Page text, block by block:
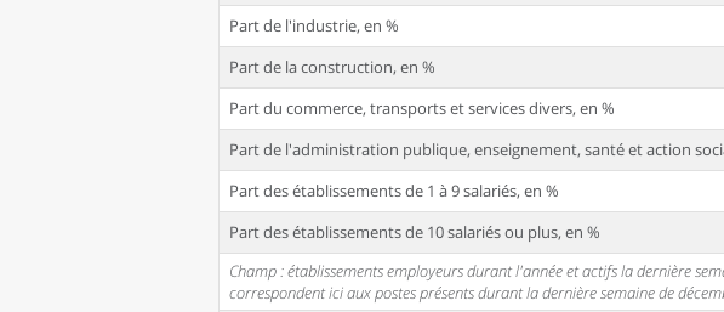
Part de l'industrie, en %
Part de la construction, en %
Part du commerce, transports et services divers, en %
Part de l'administration publique, enseignement, santé et action
Part des établissements de 1 à 9 salariés, en %
Part des établissements de 10 salariés ou plus, en %
Champ : établissements employeurs durant l'année et actifs la dernière
correspondent ici aux postes présents durant la dernière semaine de